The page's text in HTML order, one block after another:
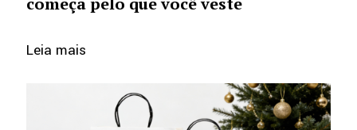
Leia mais